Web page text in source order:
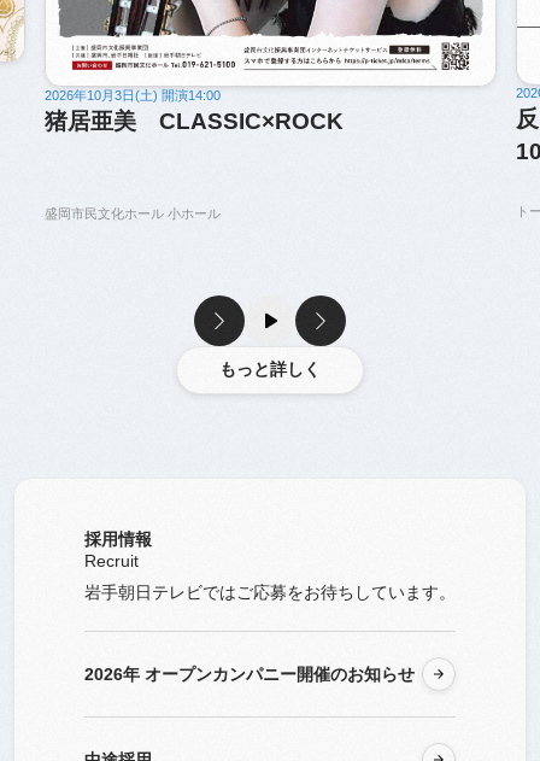
2026年10月3日(土) 開演14:00
猪居亜美 CLASSIC×ROCK
盛岡市民文化ホール 小ホール ト
もっと詳しく
もっと詳しく
採用情報
Recruit
岩手朝日テレビではご応募をお待ちしています。
2026年 オープンカンパニー開催のお知らせ